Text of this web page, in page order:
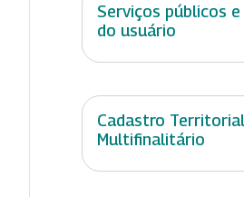
Serviços públicos
do usuário
Cadastro Territorial
Multifinalitário